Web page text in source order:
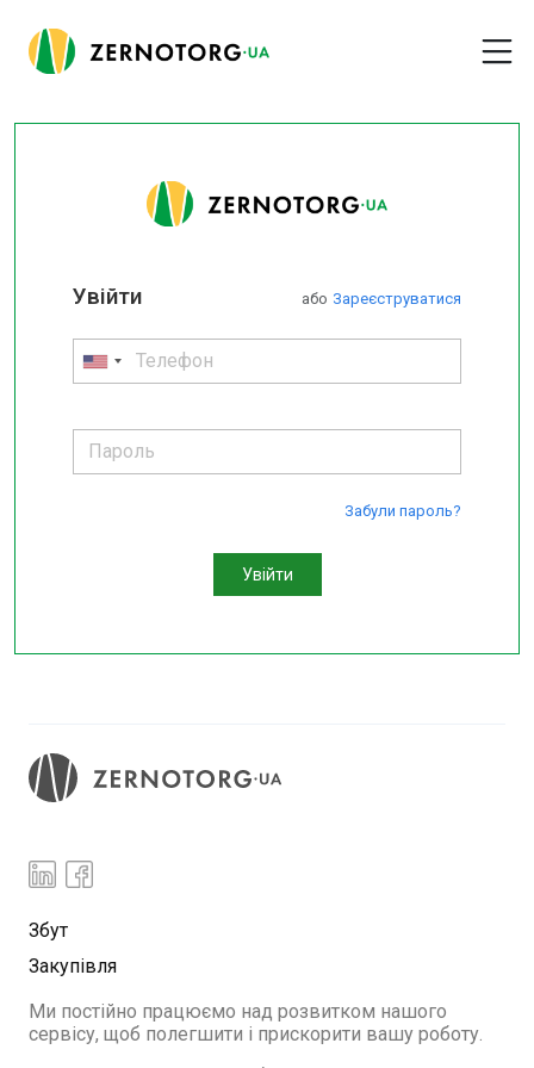
або Зареєструватися
Увійти
Забули пароль?
Увійти
Збут
Закупівля
Ми постійно працюємо над розвитком нашого
сервісу, щоб полегшити і прискорити вашу роботу.